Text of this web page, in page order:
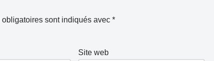
obligatoires sont indiqués avec *
Site web